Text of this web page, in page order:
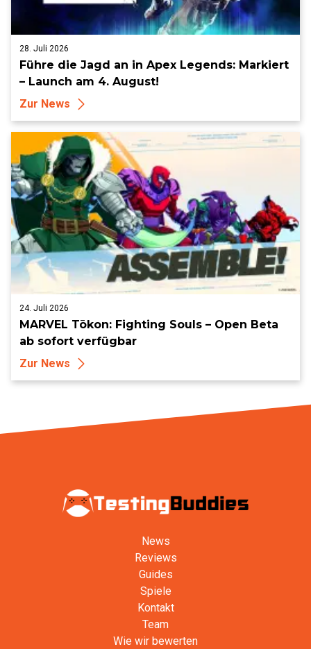
28. Juli 2026
Führe die Jagd an in Apex Legends: Markiert
– Launch am 4. August!
Zur News
24. Juli 2026
MARVEL Tōkon: Fighting Souls – Open Beta
ab sofort verfügbar
Zur News
News
Reviews
Guides
Spiele
Kontakt
Team
Wie wir bewerten